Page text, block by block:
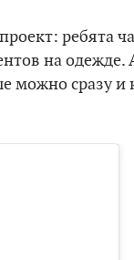
ребята
на
можно сразу и